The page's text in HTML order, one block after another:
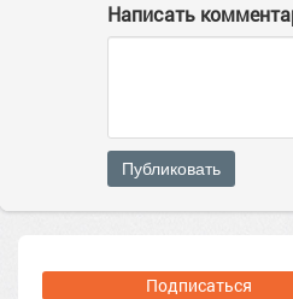
Написать
Публиковать
Подписаться